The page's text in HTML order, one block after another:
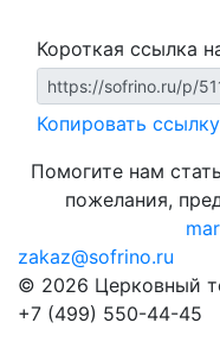
Короткая ссылка
Копировать ссылку
Помогите нам
пожелания,
zakaz@sofrino.ru
© 2026 Церковный
+7 (499) 550-44-45